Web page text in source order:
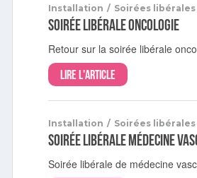
Installation / Soirées libérales
Soirée libérale oncologie
Retour sur la soirée libérale
Lire l'article
Installation / Soirées libérales
Soirée libérale médecine
Soirée libérale de médecine